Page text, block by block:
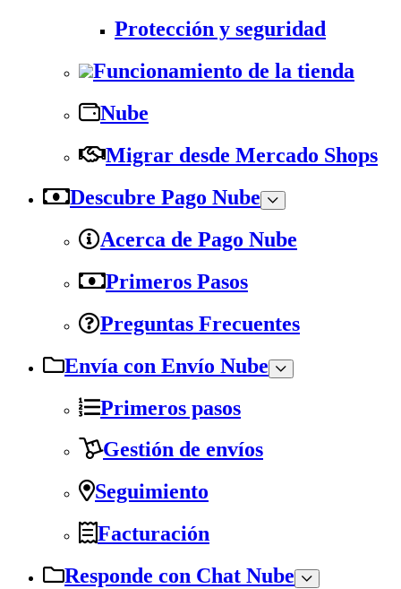
Protección y seguridad
Funcionamiento de la tienda
Nube
Migrar desde Mercado Shops
Descubre Pago Nube
Acerca de Pago Nube
Primeros Pasos
Preguntas Frecuentes
Envía con Envío Nube
Primeros pasos
Gestión de envíos
Seguimiento
Facturación
Responde con Chat Nube